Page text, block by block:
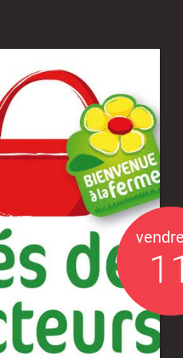
Demande de panneaux
électroniques